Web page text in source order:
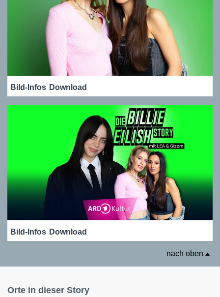
Bild-Infos Download
Bild-Infos Download
nach oben
Orte in dieser Story